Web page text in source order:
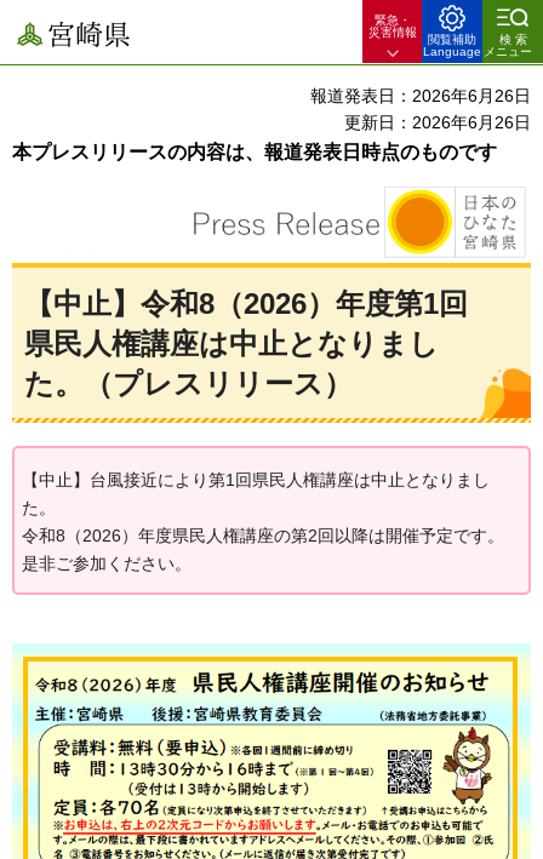
宮崎県
緊急・
災害情報
閲覧補助
Language
検索
メニュー
報道発表日：2026年6月26日
更新日：2026年6月26日
本プレスリリースの内容は、報道発表日時点のものです
【中止】令和8（2026）年度第1回
県民人権講座は中止となりまし
た。（プレスリリース）
【中止】台風接近により第1回県民人権講座は中止となりまし
た。
令和8（2026）年度県民人権講座の第2回以降は開催予定です。
是非ご参加ください。